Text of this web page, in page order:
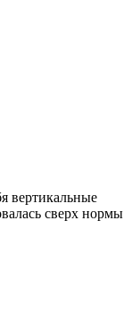
вертикальные
сверх нормы